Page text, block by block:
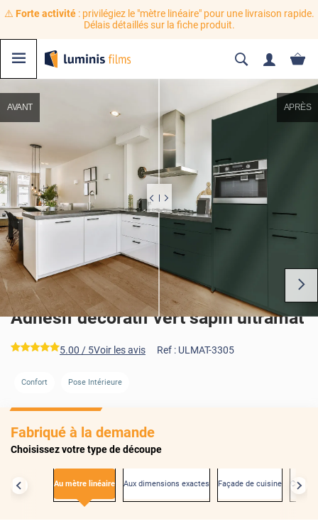
⚠️ Forte activité: privilégiez le "mètre linéaire" pour une livraison rapide.
Délais détaillés sur la fiche produit.
AVANT APRÈS
AVANT
Adhésif décoratif vert sapin ultramat
*****
5.00 / 5Voir les avis Ref : ULMAT-3305
Confort Pose Intérieure
Fabriqué à la demande
Choisissez votre type de découpe
Au mètre linéaire Aux dimensions exactes Façade de cuisine